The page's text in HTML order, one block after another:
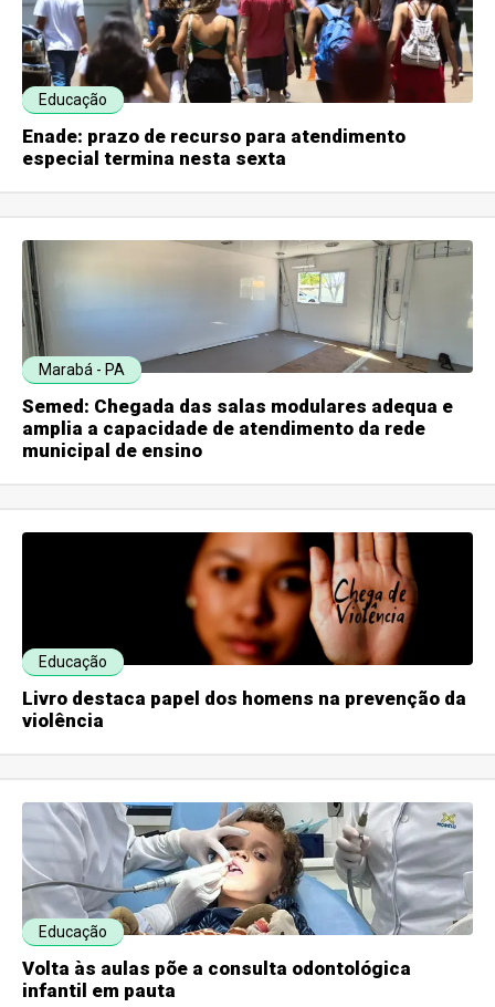
Educação
Enade: prazo de recurso para atendimento
especial termina nesta sexta
Marabá - PA
Semed: Chegada das salas modulares adequa e
amplia a capacidade de atendimento da rede
municipal de ensino
Educação
Livro destaca papel dos homens na prevenção da
violência
Educação
Volta às aulas põe a consulta odontológica
infantil em pauta